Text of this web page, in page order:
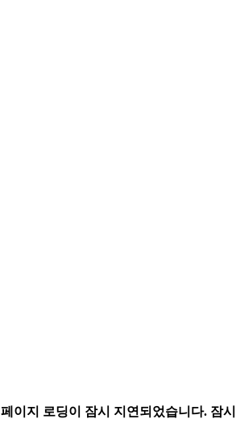
페이지 로딩이 잠시 지연되었습니다. 잠